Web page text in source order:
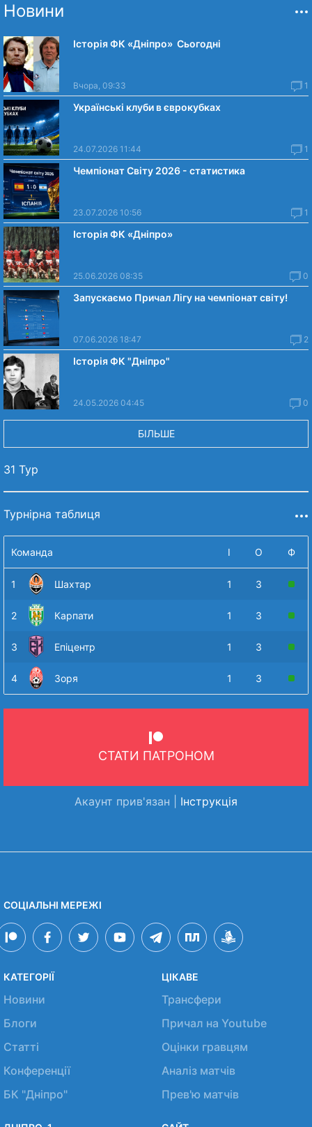
Новини
Історія ФК «Дніпро» Сьогодні
Вчора, 09:33 1
Українські клуби в єврокубках
24.07.2026 11:44 1
Чемпіонат Світу 2026 - статистика
23.07.2026 10:56 1
Історія ФК «Дніпро»
25.06.2026 08:35 0
Запускаємо Причал Лігу на чемпіонат світу!
07.06.2026 18:47 2
Історія ФК "Дніпро"
24.05.2026 04:45 0
БІЛЬШЕ
31 Тур
Турнірна таблиця
Команда І О Ф
1 Шахтар 1 3
2 Карпати 1 3
3 Епіцентр 1 3
4 Зоря 1 3
СТАТИ ПАТРОНОМ
Акаунт прив'язан | Інструкція
СОЦІАЛЬНІ МЕРЕЖІ
КАТЕГОРІЇ
Новини
Блоги
Статті
Конференції
БК "Дніпро"
ЦІКАВЕ
Трансфери
Причал на Youtube
Оцінки гравцям
Аналіз матчів
Прев'ю матчів